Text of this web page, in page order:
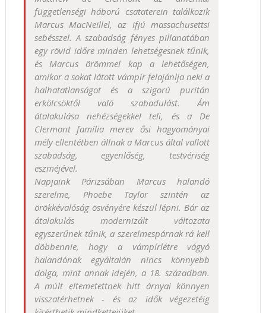
függetlenségi háború csataterein találkozik
Marcus MacNeillel, az ifjú massachusettsi
sebésszel. A szabadság fényes pillanatában
egy rövid időre minden lehetségesnek tűnik,
és Marcus örömmel kap a lehetőségen,
amikor a sokat látott vámpír felajánlja neki a
halhatatlanságot és a szigorú puritán
erkölcsöktől való szabadulást. Ám
átalakulása nehézségekkel teli, és a De
Clermont família merev ősi hagyományai
mély ellentétben állnak a Marcus által vallott
szabadság, egyenlőség, testvériség
eszméjével.
Napjaink Párizsában Marcus halandó
szerelme, Phoebe Taylor szintén az
örökkévalóság ösvényére készül lépni. Bár az
átalakulás modernizált változata
egyszerűnek tűnik, a szerelmespárnak rá kell
döbbennie, hogy a vámpírlétre vágyó
halandónak egyáltalán nincs könnyebb
dolga, mint annak idején, a 18. században.
A múlt eltemetettnek hitt árnyai könnyen
visszatérhetnek - és az idők végezetéig